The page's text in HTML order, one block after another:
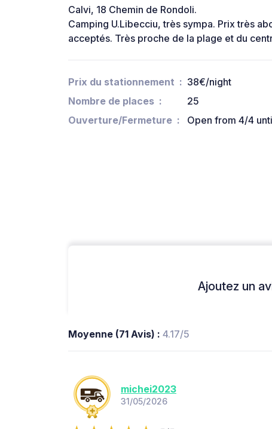
Calvi, 18 Chemin de Rondoli.
Camping U.Libecciu, très sympa. Prix très
acceptés. Très proche de la plage et du
Prix du stationnement
38€/night
Nombre de places
25
Ouverture/Fermeture
Open from 4/4
Ajoutez un
Moyenne (71 Avis) : 4.17/5
michei2023
31/05/2026